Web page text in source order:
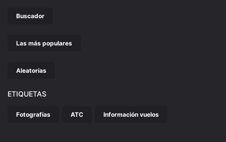
Buscador
Las más populares
Aleatorias
ETIQUETAS
Fotografías ATC Información vuelos